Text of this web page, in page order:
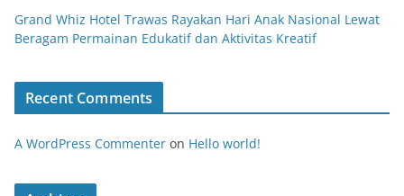
Grand Whiz Hotel Trawas Rayakan Hari Anak Nasional Lewat
Beragam Permainan Edukatif dan Aktivitas Kreatif
Recent Comments
A WordPress Commenter on Hello world!